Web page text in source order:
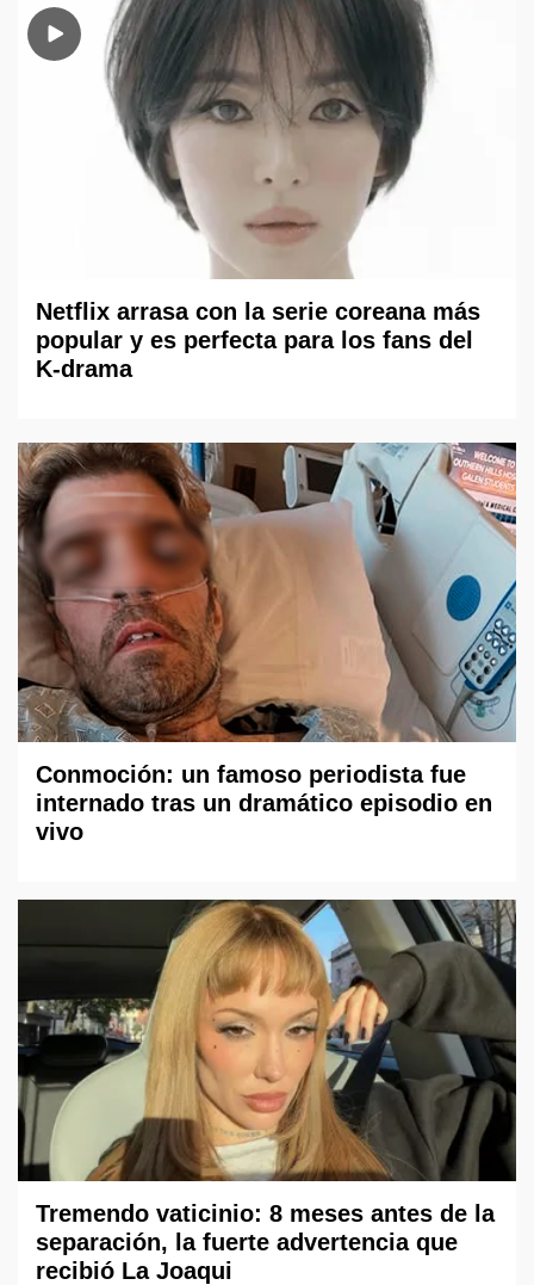
Netflix arrasa con la serie coreana más
popular y es perfecta para los fans del
K-drama
Conmoción: un famoso periodista fue
internado tras un dramático episodio en
vivo
Tremendo vaticinio: 8 meses antes de la
separación, la fuerte advertencia que
recibió La Joaqui